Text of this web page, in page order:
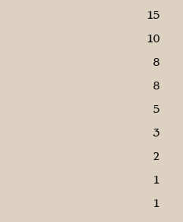
15
10
8
8
5
3
2
1
1